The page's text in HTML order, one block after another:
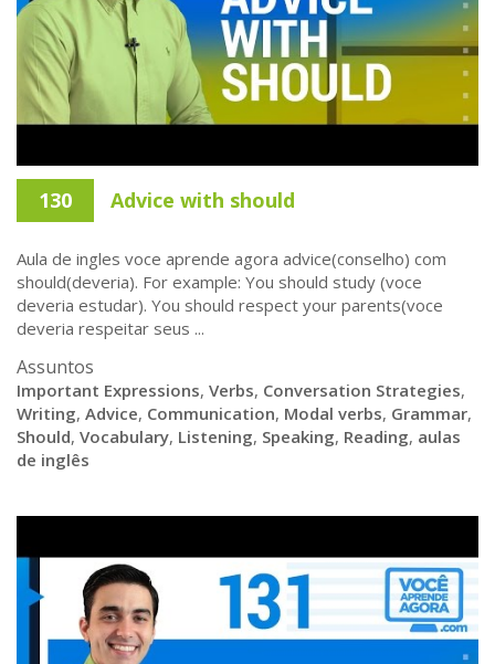
130 Advice with should
Aula de ingles voce aprende agora advice(conselho) com
should(deveria). For example: You should study (voce
deveria estudar). You should respect your parents(voce
deveria respeitar seus ...
Assuntos
Important Expressions, Verbs, Conversation Strategies,
Writing, Advice, Communication, Modal verbs, Grammar,
Should, Vocabulary, Listening, Speaking, Reading, aulas
de inglês